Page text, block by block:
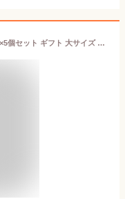
石川漬物謹製 しゃくしな漬け（400g）×5個セット ギフト 大サイズ テレビにも紹介されて話題の特産品 埼玉秩父の特産品 秩父路のうまい物 酒のおつまみ しゃくし菜漬け 秩父特産しゃくしな漬 お取り寄せ彩の国優良ブランド品 みやげ 元祖 お土産ナンバー1【秩父物産】